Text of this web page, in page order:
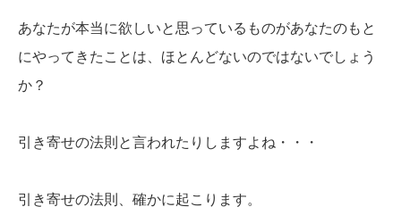
あなたが本当に欲しいと思っているものがあなたのもと
にやってきたことは、ほとんどないのではないでしょう
か？
引き寄せの法則と言われたりしますよね・・・
引き寄せの法則、確かに起こります。